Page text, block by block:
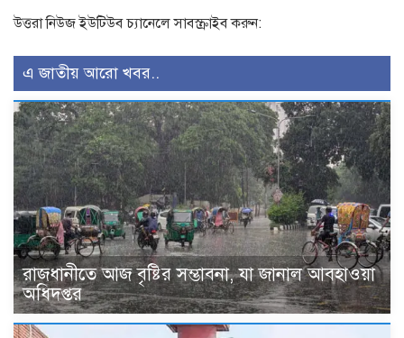
উত্তরা নিউজ ইউটিউব চ্যানেলে সাবস্ক্রাইব করুন:
এ জাতীয় আরো খবর..
রাজধানীতে আজ বৃষ্টির সম্ভাবনা, যা জানাল আবহাওয়া
অধিদপ্তর